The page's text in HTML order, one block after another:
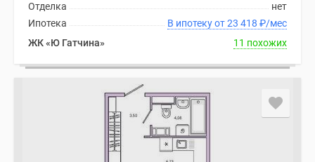
нет
Отделка
В ипотеку от 23 418 ₽/мес
Ипотека
ЖК «Ю Гатчина»
11 похожих